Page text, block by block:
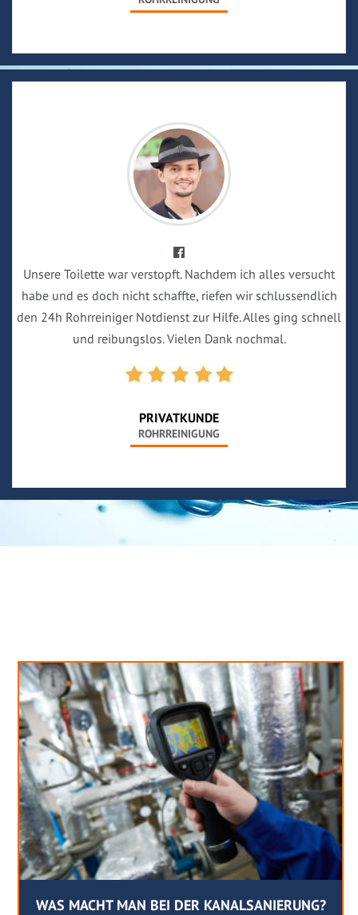
Unsere Toilette war verstopft. Nachdem ich alles versucht
habe und es doch nicht schaffte, riefen wir schlussendlich
den 24h Rohrreiniger Notdienst zur Hilfe. Alles ging schnell
und reibungslos. Vielen Dank nochmal.
PRIVATKUNDE
ROHRREINIGUNG
WAS MACHT MAN BEI DER KANALSANIERUNG?